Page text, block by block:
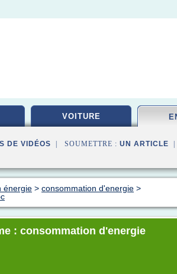
VOITURE
DE VIDÉOS | SOUMETTRE : UN ARTICLE
énergie > consommation d'energie >
: consommation d'energie